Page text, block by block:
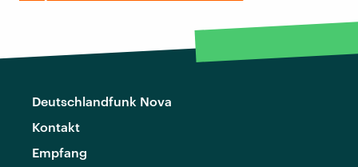
Deutschlandfunk Nova
Kontakt
Empfang